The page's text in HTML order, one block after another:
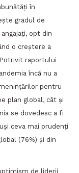
în
gradul de
opt din
o creștere a
raportului
încă nu a
pentru
plan global, cât și
se dovedesc a fi
ceva mai prudenți
(76%) și din
de liderii